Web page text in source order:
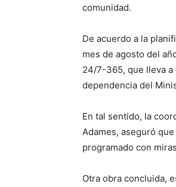
comunidad.
De acuerdo a la
mes de agosto del
24/7-365, que lleva a
dependencia del
En tal sentido, la
Adames, aseguró
programado con
Otra obra concluida,